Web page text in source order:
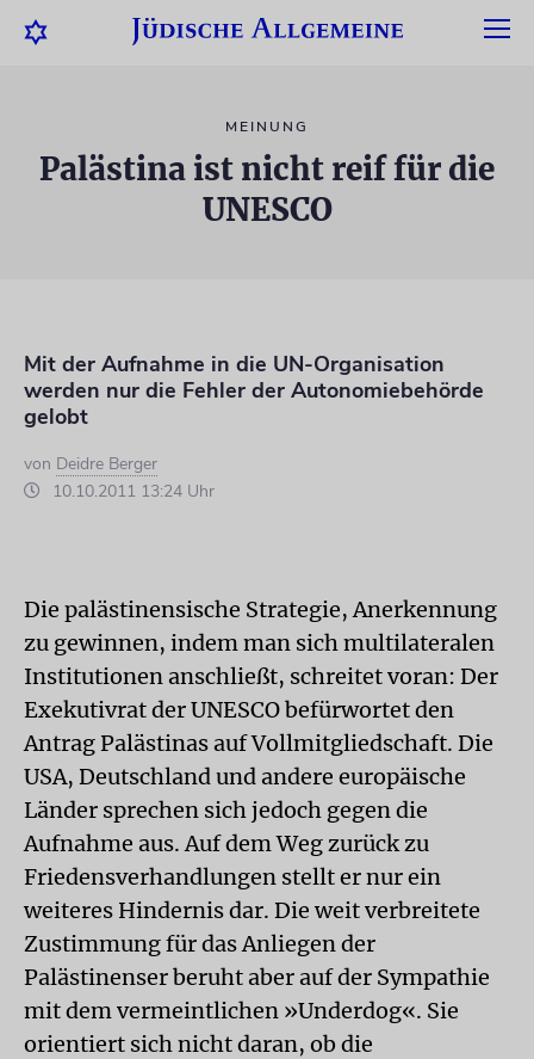
MEINUNG
Palästina ist nicht reif für die
UNESCO
Mit der Aufnahme in die UN-Organisation
werden nur die Fehler der Autonomiebehörde
gelobt
von Deidre Berger
10.10.2011 13:24 Uhr
Die palästinensische Strategie, Anerkennung
zu gewinnen, indem man sich multilateralen
Institutionen anschließt, schreitet voran: Der
Exekutivrat der UNESCO befürwortet den
Antrag Palästinas auf Vollmitgliedschaft. Die
USA, Deutschland und andere europäische
Länder sprechen sich jedoch gegen die
Aufnahme aus. Auf dem Weg zurück zu
Friedensverhandlungen stellt er nur ein
weiteres Hindernis dar. Die weit verbreitete
Zustimmung für das Anliegen der
Palästinenser beruht aber auf der Sympathie
mit dem vermeintlichen »Underdog«. Sie
orientiert sich nicht daran, ob die